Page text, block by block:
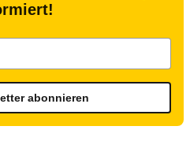
abonnieren